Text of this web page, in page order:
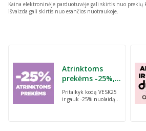
Kaina elektroninėje parduotuvėje gali skirtis nuo prekių
išvaizda gali skirtis nuo esančios nuotraukoje.
Atrinktoms
prekėms -25%,
perkant dvi bet
kurias prekes su
Pritaikyk kodą VESK25
ir gauk -25% nuolaidą